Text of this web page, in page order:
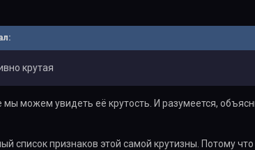
крутая
можем увидеть её крутость. И разумеется,
список признаков этой самой крутизны. Потому